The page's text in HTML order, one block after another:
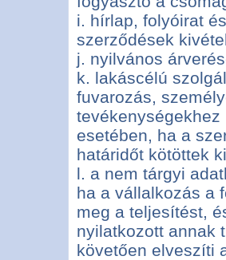
i. hírlap, folyóirat
szerződések
j. nyilvános
k. lakáscélú
fuvarozás,
esetében, ha a
határidőt kötöttek
l. a nem tárgyi
ha a vállalkozás a
meg a teljesítést,
nyilatkozott annak
követően elveszíti